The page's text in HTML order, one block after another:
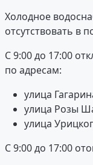
Холодное
отсутствовать в
С 9:00 до 17:00
по адресам:
улица
улица Розы
улица
С 9:00 до 17:00